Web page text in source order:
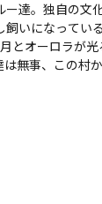
達。独自の文
いになってい
オーロラが
無事、この村